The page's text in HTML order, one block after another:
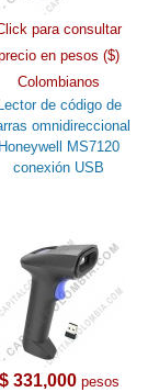
para consultar
en pesos ($)
Colombianos
de código de
omnidireccional
Honeywell MS7120
conexión USB
$ 331,000pesos